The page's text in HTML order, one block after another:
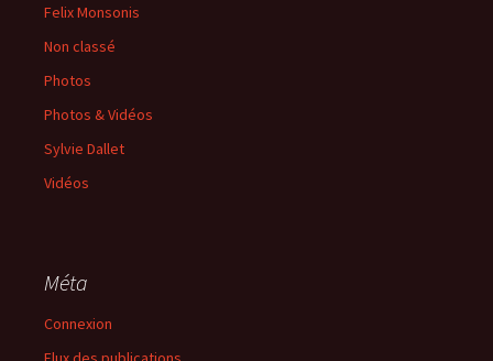
Felix Monsonis
Non classé
Photos
Photos & Vidéos
Sylvie Dallet
Vidéos
Méta
Connexion